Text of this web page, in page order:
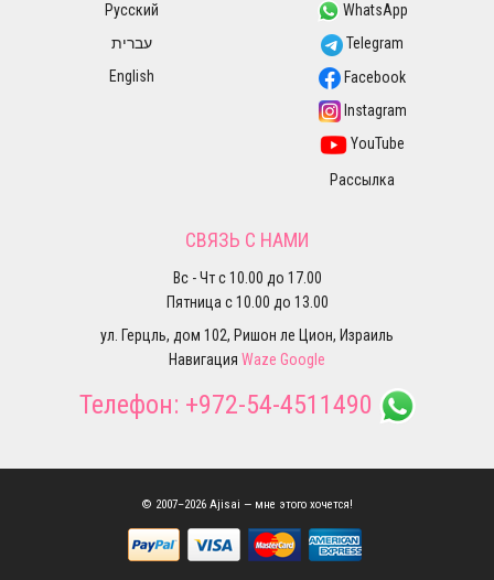
Русский
עברית
English
WhatsApp
Telegram
Facebook
Instagram
YouTube
Рассылка
СВЯЗЬ С НАМИ
Вс - Чт с 10.00 до 17.00
Пятница с 10.00 до 13.00
ул. Герцль, дом 102, Ришон ле Цион, Израиль
Навигация Waze Google
Телефон: +972-54-4511490
© 2007–2026 Ajisai — мне этого хочется!